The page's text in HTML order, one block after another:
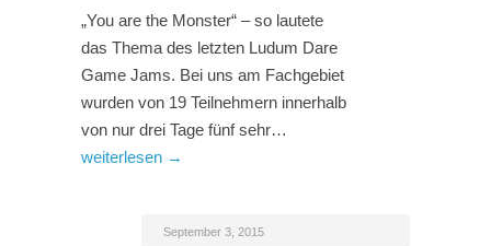
„You are the Monster“ – so lautete
das Thema des letzten Ludum Dare
Game Jams. Bei uns am Fachgebiet
wurden von 19 Teilnehmern innerhalb
von nur drei Tage fünf sehr…
weiterlesen →
September 3, 2015